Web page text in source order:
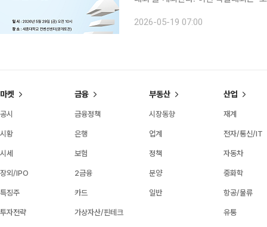
엄한 삶을 이어갈 수 있는 사회적 조
2026-05-19 07:00
마켓
공시
시황
시세
장외/IPO
특징주
투자전략
금융
금융정책
은행
보험
2금융
카드
가상자산/핀테크
부동산
시장동향
업계
정책
분양
일반
산업
재계
전자/통신/IT
자동차
중화학
항공/물류
유통